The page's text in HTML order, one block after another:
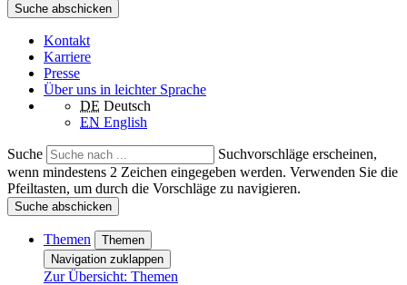
Suche abschicken
Kontakt
Karriere
Presse
Über uns in leichter Sprache
DE Deutsch
EN English
Suche
Suchvorschläge erscheinen,
wenn mindestens 2 Zeichen eingegeben werden. Verwenden Sie die
Pfeiltasten, um durch die Vorschläge zu navigieren.
Suche abschicken
Themen
Themen
Navigation zuklappen
Zur Übersicht: Themen